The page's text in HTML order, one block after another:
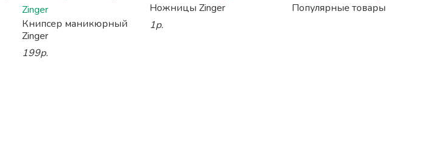
Книпсер маникюрный
Zinger
199р.
Ножницы Zinger
1р.
Популярные товары